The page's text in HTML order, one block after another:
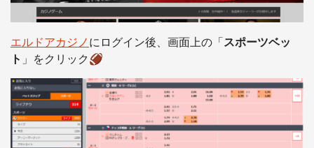
エルドアカジノにログイン後、画面上の「スポーツベッ
ト 」をクリック🏈